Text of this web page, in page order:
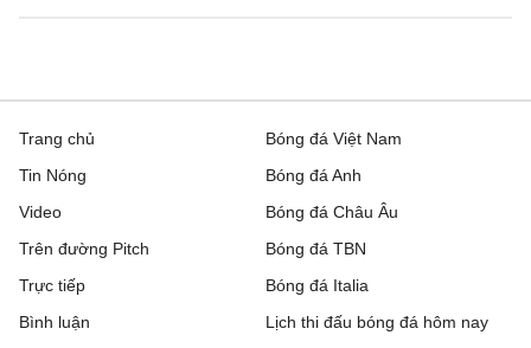
Trang chủ
Tin Nóng
Video
Trên đường Pitch
Trực tiếp
Bóng đá Việt Nam
Bóng đá Anh
Bóng đá Châu Âu
Bóng đá TBN
Bóng đá Italia
Bình luận
Lịch thi đấu bóng đá hôm nay